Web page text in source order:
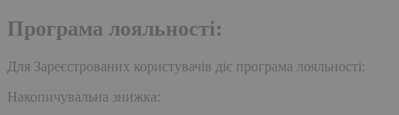
Програма лояльності:
Для Зареєстрованих користувачів діє програма лояльності:
Накопичувальна знижка: